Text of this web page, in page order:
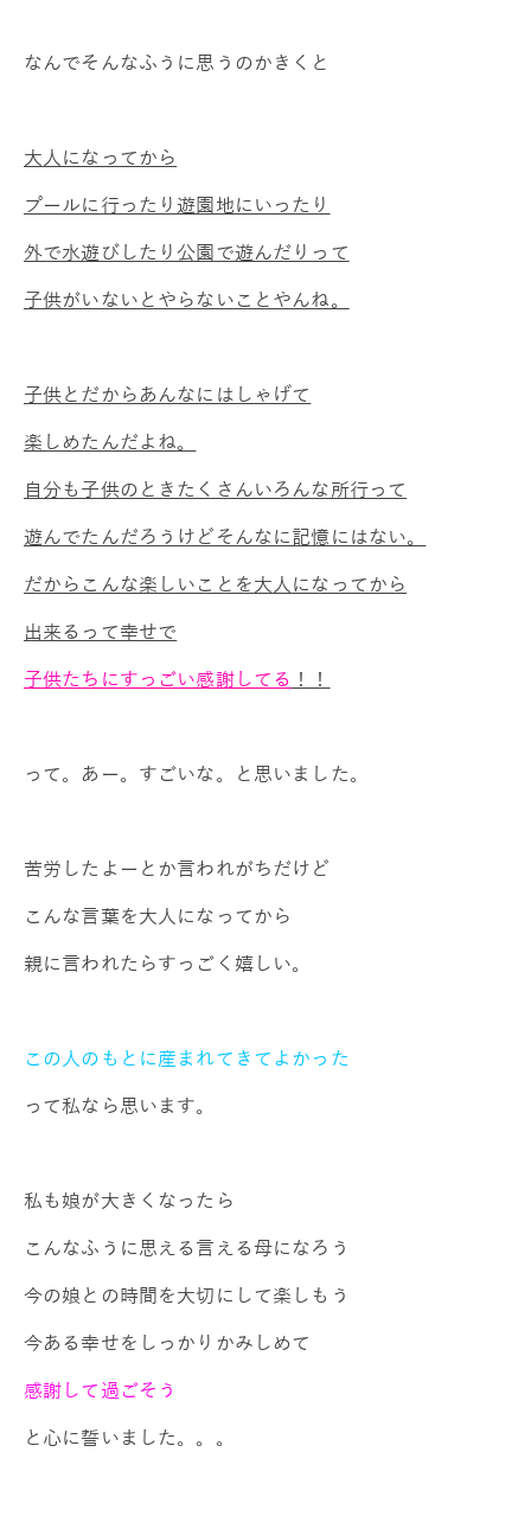
なんでそんなふうに思うのかきくと
大人になってから
プールに行ったり遊園地にいったり
外で水遊びしたり公園で遊んだりって
子供がいないとやらないことやんね。
子供とだからあんなにはしゃげて
楽しめたんだよね。
自分も子供のときたくさんいろんな所行って
遊んでたんだろうけどそんなに記憶にはない。
だからこんな楽しいことを大人になってから
出来るって幸せで
子供たちにすっごい感謝してる ！！
って。あー。すごいな。と思いました。
苦労したよーとか言われがちだけど
こんな言葉を大人になってから
親に言われたらすっごく嬉しい。
この人のもとに産まれてきてよかった
って私なら思います。
私も娘が大きくなったら
こんなふうに思える言える母になろう
今の娘との時間を大切にして楽しもう
今ある幸せをしっかりかみしめて
感謝して過ごそう
と心に誓いました。。。